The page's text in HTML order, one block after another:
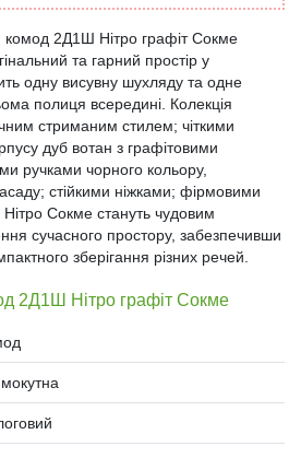
комод 2Д1Ш Нітро графіт Сокме
та гарний простір у
одну висувну шухляду та одне
полиця всередині. Колекція
стриманим стилем; чіткими
дуб вотан з графітовими
ручками чорного кольору,
стійкими ніжками; фірмовими
Сокме стануть чудовим
сучасного простору, забезпечивши
зберігання різних речей.
2Д1Ш Нітро графіт Сокме